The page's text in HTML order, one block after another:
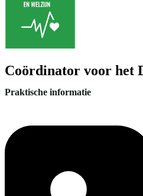
Coördinator voor het
Praktische informatie